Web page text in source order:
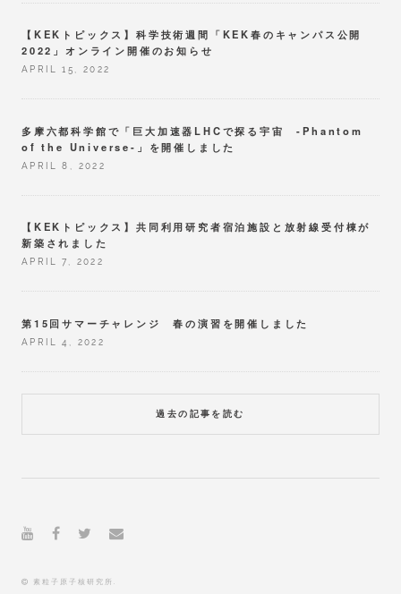
【KEKトピックス】科学技術週間「KEK春のキャンパス公開
2022」オンライン開催のお知らせ
APRIL 15, 2022
多摩六都科学館で「巨大加速器LHCで探る宇宙 -Phantom
of the Universe-」を開催しました
APRIL 8, 2022
【KEKトピックス】共同利用研究者宿泊施設と放射線受付棟が
新築されました
APRIL 7, 2022
第15回サマーチャレンジ 春の演習を開催しました
APRIL 4, 2022
過去の記事を読む
素粒子原子核研究所.